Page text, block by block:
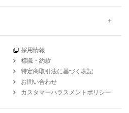
採用情報
標識・約款
特定商取引法に基づく表記
お問い合わせ
カスタマーハラスメントポリシー